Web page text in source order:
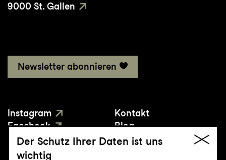
9000 St. Gallen
Newsletter abonnieren
Instagram
Facebook
YouTube
Kontakt
Blog
Presse
Der Schutz Ihrer Daten ist uns
wichtig